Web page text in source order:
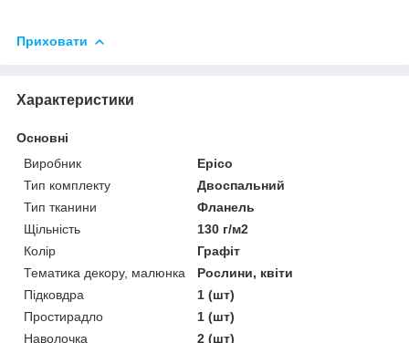
Приховати
Характеристики
Основні
Виробник
Epico
Тип комплекту
Двоспальний
Тип тканини
Фланель
Щільність
130 г/м2
Колір
Графіт
Тематика декору, малюнка
Рослини, квіти
Підковдра
1 (шт)
Простирадло
1 (шт)
Наволочка
2 (шт)